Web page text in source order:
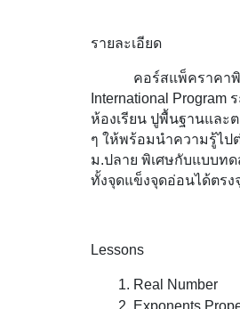
รายละเอียด
คอร์สแพ็คราคา
International Program
ห้องเรียน ปูพื้นฐานและ
ๆ ให้พร้อมนำความรู้ไป
ม.ปลาย พิเศษกับแบบท
ทั้งจุดแข็งจุดอ่อนได้ตรง
Lessons
Real Number